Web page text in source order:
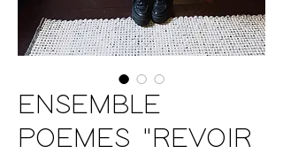
ENSEMBLE
POEMES "REVOIR